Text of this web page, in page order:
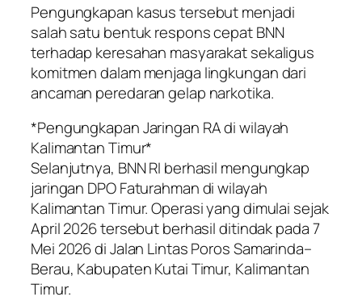
Pengungkapan kasus tersebut menjadi
salah satu bentuk respons cepat BNN
terhadap keresahan masyarakat sekaligus
komitmen dalam menjaga lingkungan dari
ancaman peredaran gelap narkotika.
*Pengungkapan Jaringan RA di wilayah
Kalimantan Timur*
Selanjutnya, BNN RI berhasil mengungkap
jaringan DPO Faturahman di wilayah
Kalimantan Timur. Operasi yang dimulai sejak
April 2026 tersebut berhasil ditindak pada 7
Mei 2026 di Jalan Lintas Poros Samarinda–
Berau, Kabupaten Kutai Timur, Kalimantan
Timur.